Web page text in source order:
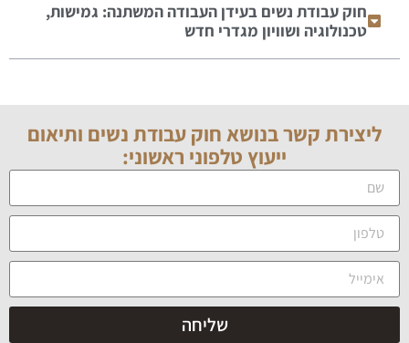
חוק עבודת נשים בעידן העבודה המשתנה: גמישות,
טכנולוגיה ושוויון מגדרי חדש
ליצירת קשר בנושא חוק עבודת נשים ותיאום
ייעוץ טלפוני ראשוני:
שליחה